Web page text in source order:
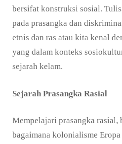
bersifat konstruksi sosial.
pada prasangka dan
etnis dan ras atau kita kenal
yang dalam konteks
sejarah kelam.
Sejarah Prasangka Rasial
Mempelajari prasangka rasial,
bagaimana kolonialisme